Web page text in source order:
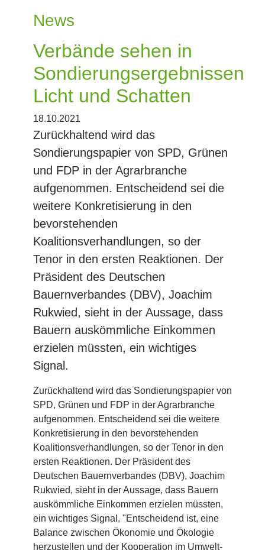
News
Verbände sehen in
Sondierungsergebnissen
Licht und Schatten
18.10.2021
Zurückhaltend wird das
Sondierungspapier von SPD, Grünen
und FDP in der Agrarbranche
aufgenommen. Entscheidend sei die
weitere Konkretisierung in den
bevorstehenden
Koalitionsverhandlungen, so der
Tenor in den ersten Reaktionen. Der
Präsident des Deutschen
Bauernverbandes (DBV), Joachim
Rukwied, sieht in der Aussage, dass
Bauern auskömmliche Einkommen
erzielen müssten, ein wichtiges
Signal.
Zurückhaltend wird das Sondierungspapier von
SPD, Grünen und FDP in der Agrarbranche
aufgenommen. Entscheidend sei die weitere
Konkretisierung in den bevorstehenden
Koalitionsverhandlungen, so der Tenor in den
ersten Reaktionen. Der Präsident des
Deutschen Bauernverbandes (DBV), Joachim
Rukwied, sieht in der Aussage, dass Bauern
auskömmliche Einkommen erzielen müssten,
ein wichtiges Signal. "Entscheidend ist, eine
Balance zwischen Ökonomie und Ökologie
herzustellen und der Kooperation im Umwelt-